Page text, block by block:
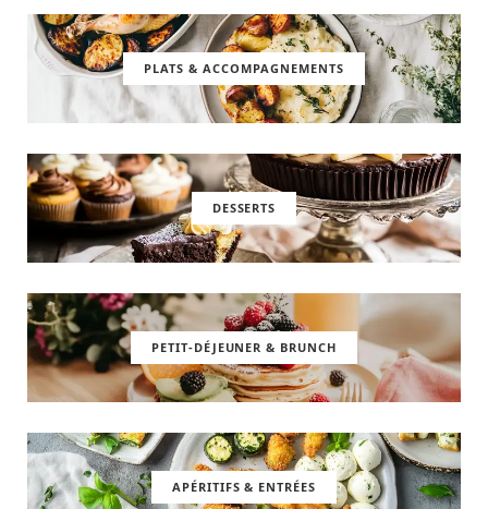
PLATS & ACCOMPAGNEMENTS
DESSERTS
PETIT-DÉJEUNER & BRUNCH
APÉRITIFS & ENTRÉES